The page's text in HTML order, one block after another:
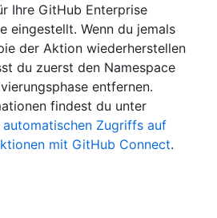
Ihre GitHub Enterprise
eingestellt. Wenn du jemals
der Aktion wiederherstellen
du zuerst den Namespace
entfernen.
findest du unter
Zugriffs auf
mit GitHub Connect.